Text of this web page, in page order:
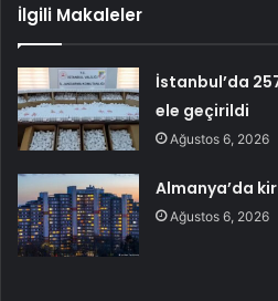
İlgili Makaleler
İstanbul’da
ele geçirildi
Ağustos 6, 2026
Almanya’da
Ağustos 6, 2026